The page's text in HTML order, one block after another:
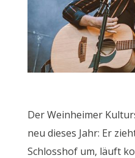
Der Weinheimer
neu dieses Jahr: Er
Schlosshof um, läuft